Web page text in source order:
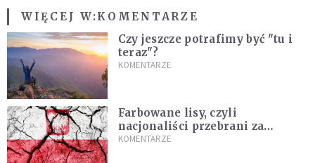
WIĘCEJ W:KOMENTARZE
Czy jeszcze potrafimy być "tu i
teraz"?
KOMENTARZE
Farbowane lisy, czyli
nacjonaliści przebrani za
chrześcijan
KOMENTARZE